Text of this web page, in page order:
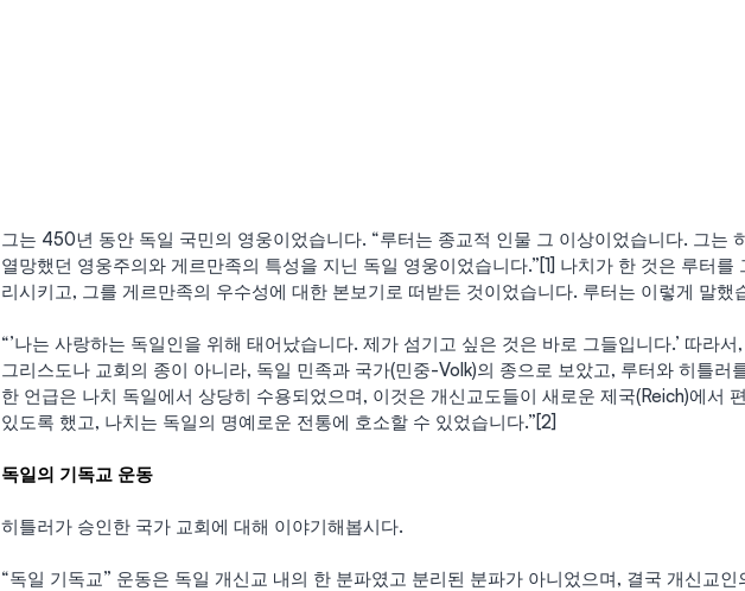
그는 450년 동안 독일 국민의 영웅이었습니다. “루터는 종교적 인물 그 이상이었습니다. 그는
열망했던 영웅주의와 게르만족의 특성을 지닌 독일 영웅이었습니다.”[1] 나치가 한 것은 루터를
리시키고, 그를 게르만족의 우수성에 대한 본보기로 떠받든 것이었습니다. 루터는 이렇게 말했
“’나는 사랑하는 독일인을 위해 태어났습니다. 제가 섬기고 싶은 것은 바로 그들입니다.’ 따라서
그리스도나 교회의 종이 아니라, 독일 민족과 국가(민중-Volk)의 종으로 보았고, 루터와 히틀러
한 언급은 나치 독일에서 상당히 수용되었으며, 이것은 개신교도들이 새로운 제국(Reich)에서
있도록 했고, 나치는 독일의 명예로운 전통에 호소할 수 있었습니다.”[2]
독일의 기독교 운동
히틀러가 승인한 국가 교회에 대해 이야기해봅시다.
“독일 기독교” 운동은 독일 개신교 내의 한 분파였고 분리된 분파가 아니었으며, 결국 개신교인